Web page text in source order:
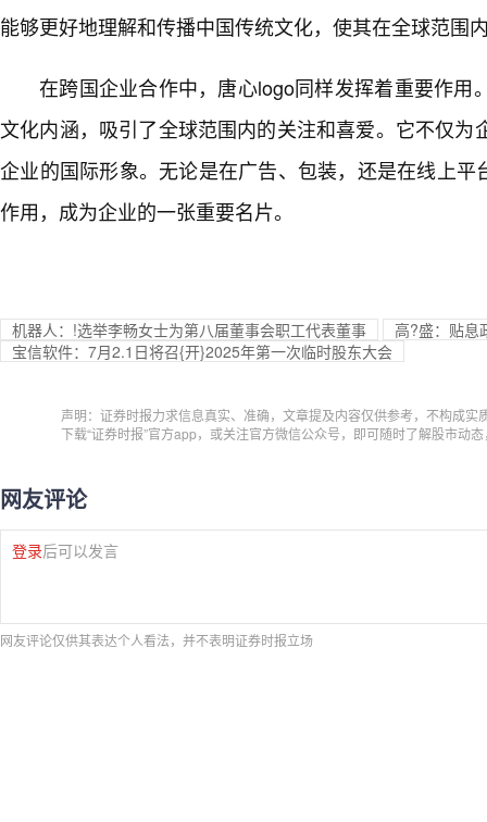
能够更好地理解和传播中国传统文化，使其在全球范围
在跨国企业合作中，唐心logo同样发挥着重要作用
文化内涵，吸引了全球范围内的关注和喜爱。它不仅为
企业的国际形象。无论是在广告、包装，还是在线上
作用，成为企业的一张重要名片。
机器人：!选举李畅女士为第八届董事会职工代表董事
高?盛：贴息
宝信软件：7月2.1日将召{开}2025年第一次临时股东大会
声明：证券时报力求信息真实、准确，文章提及内容仅供参考，不构成实
下载“证券时报”官方app，或关注官方微信公众号，即可随时了解股市动
网友评论
登录后可以发言
网友评论仅供其表达个人看法，并不表明证券时报立场